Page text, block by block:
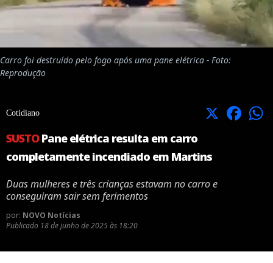
Carro foi destruído pelo fogo após uma pane elétrica - Foto:
Reprodução
Cotidiano X Facebook
SUSTOPane elétrica resulta em carro
completamente incendiado em Martins
Duas mulheres e três crianças estavam no carro e
conseguiram sair sem ferimentos
por: NOVO Notícias
Publicado 18 de junho de 2025 às 18:20